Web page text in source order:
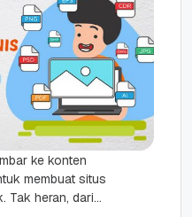
ke konten
membuat situs
Tak heran, dari